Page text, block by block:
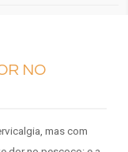
NO
mas com